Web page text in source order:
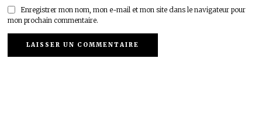
Enregistrer mon nom, mon e-mail et mon site dans le navigateur pour
mon prochain commentaire.